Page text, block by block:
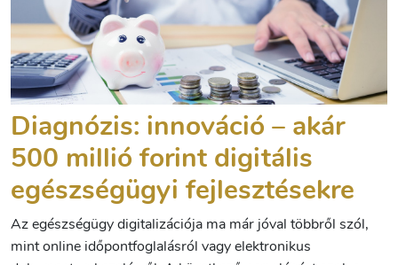
Diagnózis: innováció – akár
500 millió forint digitális
egészségügyi fejlesztésekre
Az egészségügy digitalizációja ma már jóval többről szól,
mint online időpontfoglalásról vagy elektronikus